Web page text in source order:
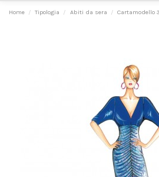
Home Tipologia Abiti da sera Cartamodello